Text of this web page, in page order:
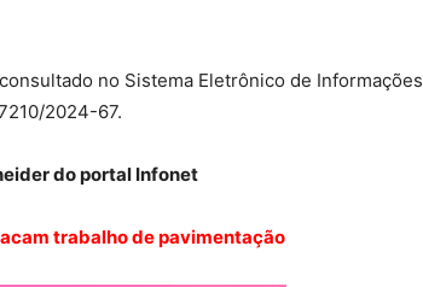
no Sistema Eletrônico de Informações
2024-67.
do portal Infonet
trabalho de pavimentação